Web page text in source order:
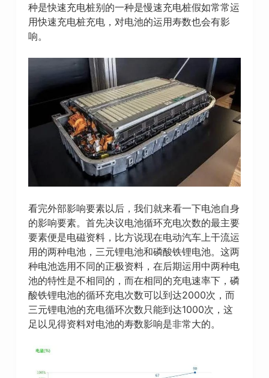
种是快速充电桩别的一种是慢速充电桩假如常常运
用快速充电桩充电，对电池的运用寿数也会有影
响。
看完外部影响要素以后，我们就来看一下电池自身
的影响要素。首先决议电池循环充电次数的最主要
要素便是电磁资料，比方说现在电动汽车上干流运
用的两种电池，三元锂电池和磷酸铁锂电池。这两
种电池选用不同的正极资料，在后期运用中两种电
池的特性是不相同的，而在相同的充电速率下，磷
酸铁锂电池的循环充电次数可以到达2000次，而
三元锂电池的充电循环次数只能到达1000次，这
足以见得资料对电池的寿数影响是非常大的。